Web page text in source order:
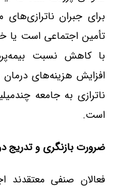
برای جبران
تأمین اجتماعی است یا
با کاهش نسبت
افزایش هزینه‌های درمان
ناترازی به جامعه
است.
ضرورت بازنگری و تدریج
فعالان صنفی معتقدند